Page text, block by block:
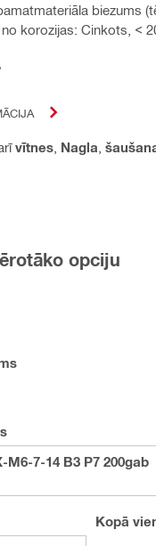
biezums
korozijas: Cinkots, <
vītnes Nagla
opciju
M6-7-14 B3 P7 200gab
Kopā